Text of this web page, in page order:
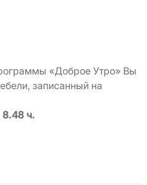
«Доброе Утро» Вы
записанный на
8.48 ч.